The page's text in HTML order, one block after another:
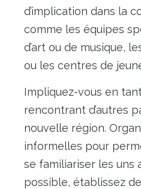
d’implication dans la
comme les équipes
d’art ou de musique,
ou les centres de
Impliquez-vous en
rencontrant d’autres
nouvelle région.
informelles pour
se familiariser les uns
possible, établissez